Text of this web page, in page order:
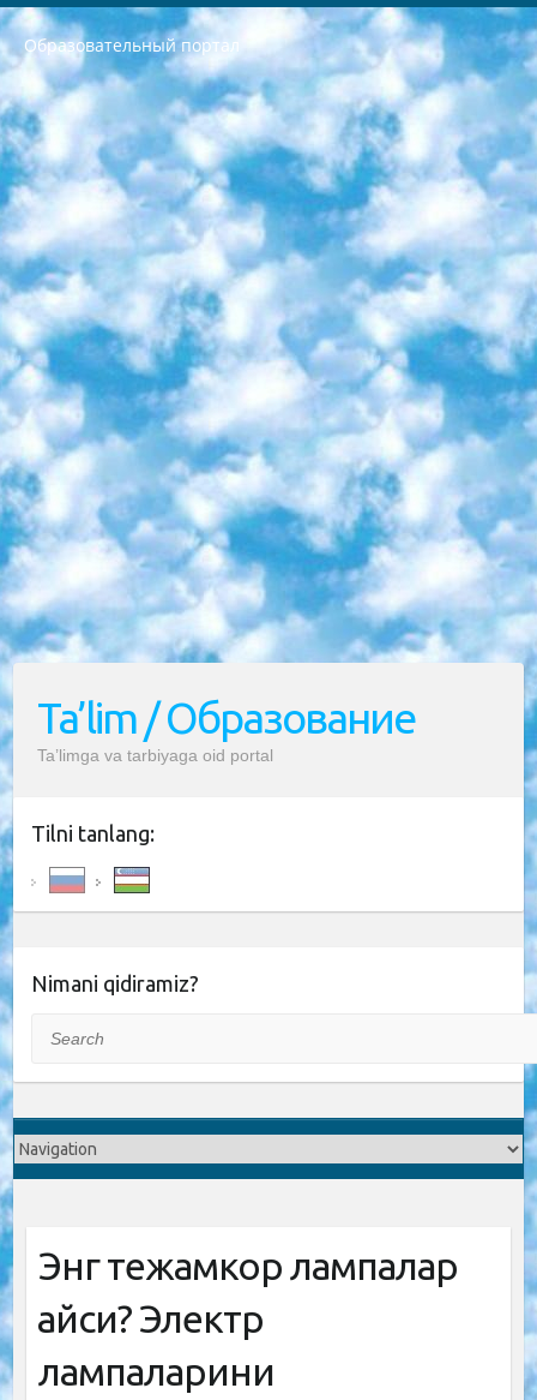
Образовательный портал
РЕСПУБЛИКА УЗБЕКИСТАН МИНИСТРЕРСТВО ДОШКОЛЬНОГО И ШКОЛЬНОГО ОБРАЗОВАНИЯ КОМАНДА в общеобразовательных учреждениях в 2023-2024 учебном году организация и проведение итоговой государственной аттестации обучающихся о Министра дошкольного и школьного образования Республики Узбекистан от 4 марта 2008 года (постановлением Минюста от 20 марта 2008 года № 1778 государственной регистрации) «Итоговое состояние учащихся общего среднего образования на основании положения об утверждении положения об аттестации общего среднего образования выпускной экзамен студентов в образовательных учреждениях в 2023-2024 учебном году В целях организации и прохождения аттестации приказываю: 1. Следующее: перечень предметов, по которым будет проводиться итоговая государственная аттестация и экзамен формы перевода согласно приложению 1; сертификаты международного образца, оценивающие уровень владения иностранными языками перечень согласно приложению 2; 2. Педагогический при специализированных образовательных учреждениях. научно-практический центр квалификации и международной оценки (Д.Давидова) 2024 г. До 25 марта: задания по предметам, по которым будет проводиться итоговая аттестация разработка и утверждение технических условий; итоговая аттестация на основании разработанного предметного задания разработка вопросов по предметам (устно и письменно), экзамен передача; общеобразовательные средние школы и специальные учебные заведения учащиеся выпускных классов школ и интернатов в агентской системе подготовка базы данных экзаменационных материалов и критериев оценки; перевод базы экзаменационных материалов на все языки обучения подать в Республиканский образовательный центр для изготовления; варианты экзаменов на основе разработанных контрольных материалов пусть будут поставлены задачи формирования. 3. Республиканский образовательный центр (Ш.Худайкулов) до 5 апреля 2024 года. до: база данных предоставленных экзаменационных материалов на все языки обучения перевод и экспертиза; для слепых, слабовидящих, глухих, слабослышащих и умственно отсталых детей учащиеся выпускных классов специализированных школ и школ-интернатов база данных экзаменационных материалов на всех преподаваемых языках подготовка критериев оценки; специализированные школы для умственно отсталых детей и технологии для учащихся выпускных классов школ-интернатов разработка соответствующих рекомендаций и критериев проведения ЕГЭ по естествознанию давать задания. 4. Педагогический при специализированных образовательных учреждениях. Научно-практический центр навыков и международной оценки (Д.Давидова), Республика образовательный центр (Худайкулов Ш.) итоговый государственный аттестационный экзамен ориентирован на творческое и логическое мышление при подготовке базы материалов учитывать введение заданий. 5. Следует отметить, что: сертификат государственного образца о знании общеобразовательного предмета и как минимум национальный уровень B1 по предметам на иностранных языках, указанным в Приложении 2. или международно признанный сертификат эквивалентного уровня студенты, изучающие определенный предмет, освобождаются от экзамена; по соответствующим предметам запланирована итоговая государственная аттестация за день до дня, путем жеребьевки Рабочей группой (в письменной форме по предметам, проводимым в форме) из числа сформированных вариантов выбрано 2 варианта; 2 выбранных варианта экзамена анонсированы на официальном сайте министерства и все выпускники по всей стране на основе этих вариантов проводит итоговую государственную аттестацию. 6. Государственное образование учащихся средних общеобразовательных учреждений. знания в соответствии с квалификационными требованиями, которые необходимо приобрести на основании стандартов итоговый (выпускной) контроль для 9 и 11 классов в целях тестирования Экзамены (далее – экзамены) состоят из предметов, перечисленных в приложении 1. будет сделано. 7. Экзамены пройдут с 26 мая по 15 июня 2024 г. (кроме науки физического воспитания). 8. Физическая для учащихся 9 классов общесредних образовательных учреждений. Экзамены по предмету «Образование, квалификация медицина» 1-6 мая 2024 года. сотрудники перевести под присмотр (с отклонениями в физическом или умственном развитии) специализированная школа для детей, школы-интернаты и со сколиозом школы-интернаты санаторного типа для больных детей исключены). 9. Он был слепым, слабовидящим и имел нарушения опорно-двигательного аппарата. экзамены в специализированных школах и интернатах для детей должны проводиться исходя из требований, предъявляемых к общеобразовательным учреждениям (физкультура кроме науки). 10. Специализированная школа для глухих и слабослышащих детей. и экзамены в интернатах и быть реализован в виде письменного теста по математике. 11. Специальность для умственно отсталых детей. Для 9 класса Родной язык и литературное письмо Государственный язык (язык обучения – узбекский). для неклассов) написано Математическое письмо Письменная/устная история Узбекистана Физическое воспитание практично Итоговый контроль Для 11 класса Написание родного языка и литературы (эссе) Математическое письмо Узбекский язык (обучение на узбекском языке) не посещающее общее среднее образование для учреждений)/Образовательное учреждение выбор письменный и устный Иностранный язык письменный/устный Письменная/устная история Узбекистана *По выбору студента:  Химия  Физика  Основы государственного права  География 10 бесплатных образовательных ресурсов - Мы составили подборку онлайн-проектов с интерактивными упражнениями, видеолекциями и статьями. Они помогут вам обрести новые и освежить старые знания бесплатно. 1. «ИНТУИТ» Старейшая образовательная площадка Рунета. Здесь вы найдёте сотни текстовых и видеокурсов на десятки различных тем — от программирования до психологии. Многие курсы подготовлены российскими университетами и крупными международными компаниями вроде Intel и Microsoft. Самостоятельное обучение бесплатное, но желающие могут оплатить услуги персональных наставников. 2. «Смартия» знакомит с актуальными профессиями и подсказывает, как им обучаться. Выбрав заинтересовавшую вас специальность — SMM-специалист, фотограф, веб-дизайнер или другую, — увидите список необходимых для неё умений. Чтобы вы могли освоить их самостоятельно, для каждого умения площадка отображает подборку ссылок на учебные материалы. Хотя «Смартия» ориентируется на русскоязычную аудиторию, часть контента всё же доступна только на английском. 3. «Лекторий Физтеха» Проект Московского физико-технического института (Физтеха). С его помощью вы можете смотреть онлайн серии лекций, записанные на видео в этом вузе. В числе доступных предметов — физика, биология, химия, информационные технологии и другие. К некоторым лекциям администрация ресурса прилагает готовые конспекты, которые можно скачивать в PDF-формате. 4. ITMOcourses Онлайн-площадка Санкт-Петербургского национального исследовательского университета информационных технологий, механики и оптики (ИТМО). Ресурс предоставляет свободный доступ к курсам, разработанным в этом вузе. Каталог материалов разбит на четыре категории: «Оптические системы и технологии», «Приборостроение и робототехника», «Информационные технологии» и «Биотехнологии». Курсы состоят из видеолекций, интерактивных демонстраций и заданий. 5. «КиберЛенинка» Электронная научная библиотека открытого доступа. Каталог площадки регулярно обрастает текстами статей из различных научных изданий. Сгруппированные по журналам и рубрикам публикации можно читать онлайн или скачивать целиком в PDF-формате. Проект нацелен на популяризацию науки за счёт открытого доступа к качественной информации. 6. «ПостНаука» На этом ресурсе публикуют подборки видеолекций, составленные экспертами из разных отраслей и объединённые общими темами. Среди них, к примеру, есть серии «Биоинформатика и геномика», «Культура средневековой Скандинавии» и Cinema Studies о теории кино. Каждая подборка лекций — логически связанная история, рассказанная экспертом от первого лица. Кроме того, на сайте появляются научно-образовательные статьи и тесты на разные темы. 7. «Newочём» Команда проекта «Newочём» отбирает самые интересные тексты из англоязычных СМИ и переводит те из них, за которые голосуют участники сообщества «ВКонтакте». По большей части это научно-популярные статьи. Редакторы придумывают лишь заголовки, в остальном содержание переводов соответствует оригиналам. Полные тексты можно читать прямо в социальной сети. 8. InternetUrok Онлайн-база материалов по основным дисциплинам школьной программы. Информация на сайте структурирована по классам, предметам и темам (урокам). Каждый урок состоит из видеолекций и конспектов. Есть также интерактивные тренажёры и тесты для закрепления пройденного материала. Даже если вы давно окончили школу, возможность повторить программу старших классов всегда может пригодиться. 9. Edutainme Ещё один ресурс об образовании. В отличие от Newtonew, как мне кажется, Edutainme больше ориентируется на представителей индустрии: педагогов, предпринимателей, разработчиков образовательных проектов. Но и любой, кто просто стремится к саморазвитию, найдёт на сайте много полезного и интересного для себя. Например, информацию о новых курсах и образовательных сервисах. 10. Newtonew Онлайн-медиа об образовании и обучении в широком смысле. Авторы Newtonew пишут об инструментах, заведениях, тактиках и стратегиях, которые помогают учить других и получать новые знания самостоятельно. На этой площадке вы найдёте новости, обзоры, аналитические мат
Ta’lim / Образование
Ta’limga va tarbiyaga oid portal
Tilni tanlang:
Nimani qidiramiz?
Энг тежамкор лампалар
қайси? Электр
лампаларини